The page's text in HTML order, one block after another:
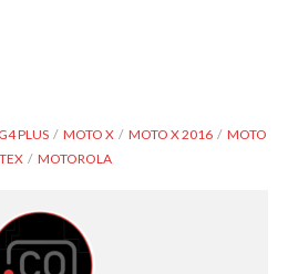
PLUS MOTO X MOTO X 2016
MOTO
MOTOROLA